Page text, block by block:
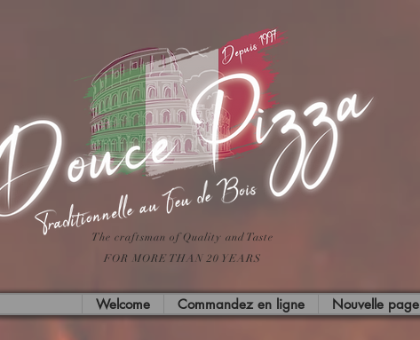
The craftsman of Quality and Taste
FOR MORE THAN 20 YEARS
Welcome Commandez en ligne Nouvelle page